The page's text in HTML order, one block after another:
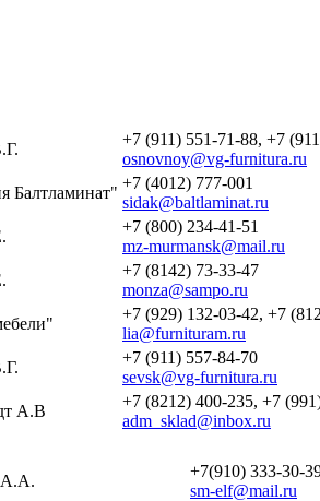
+7 (911) 551-71-88, +7
osnovnoy@vg-furnitura.ru
+7 (4012) 777-001
sidak@baltlaminat.ru
+7 (800) 234-41-51
mz-murmansk@mail.ru
+7 (8142) 73-33-47
monza@sampo.ru
+7 (929) 132-03-42, +7
lia@furnituram.ru
+7 (911) 557-84-70
sevsk@vg-furnitura.ru
А.В
+7 (8212) 400-235, +7
adm_sklad@inbox.ru
+7(910) 333-30-
sm-elf@mail.ru